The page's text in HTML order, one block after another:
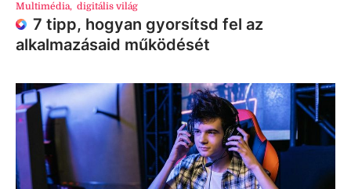
Multimédia, digitális világ
7 tipp, hogyan gyorsítsd fel az
alkalmazásaid működését